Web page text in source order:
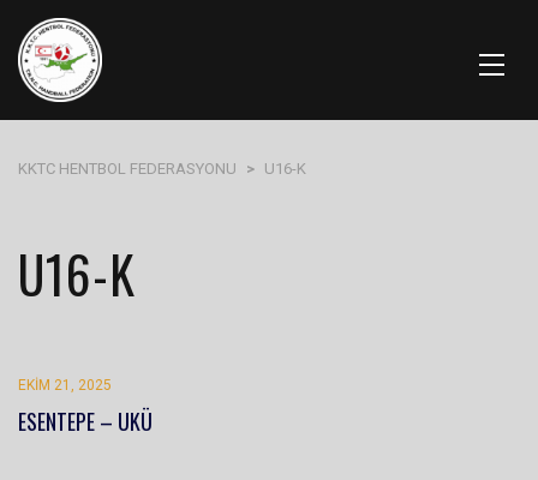
KKTC HENTBOL FEDERASYONU > U16-K
U16-K
EKIM 21, 2025
ESENTEPE – UKÜ